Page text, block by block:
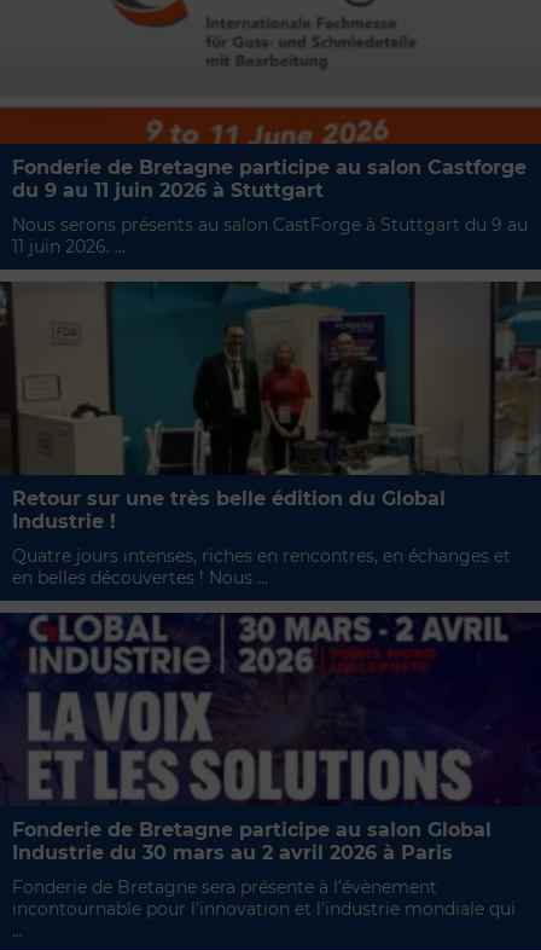
Fonderie de Bretagne participe au salon Castforge
du 9 au 11 juin 2026 à Stuttgart
Nous serons présents au salon CastForge à Stuttgart du 9 au
11 juin 2026. ...
Retour sur une très belle édition du Global
Industrie !
Quatre jours intenses, riches en rencontres, en échanges et
en belles découvertes ! Nous ...
Fonderie de Bretagne participe au salon Global
Industrie du 30 mars au 2 avril 2026 à Paris
Fonderie de Bretagne sera présente à l’évènement
incontournable pour l’innovation et l’industrie mondiale qui
...